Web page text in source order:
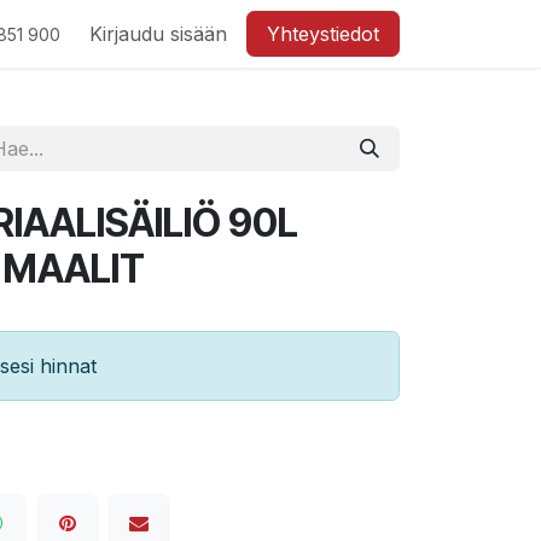
900 Kirjaudu sisään Yhteystiedot
90L
hinnat